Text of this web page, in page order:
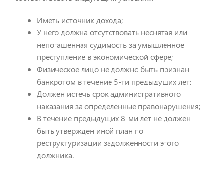
Иметь источник дохода;
У него должна отсутствовать неснятая или
непогашенная судимость за умышленное
преступление в экономической сфере;
Физическое лицо не должно быть признан
банкротом в течение 5-ти предыдущих лет;
Должен истечь срок административного
наказания за определенные правонарушения;
В течение предыдущих 8-ми лет не должен
быть утвержден иной план по
реструктуризации задолженности этого
должника.